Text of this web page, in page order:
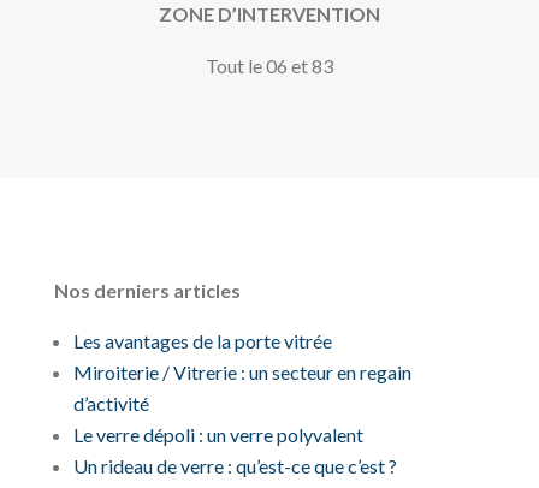
ZONE D’INTERVENTION
Tout le 06 et 83
Nos derniers articles
Les avantages de la porte vitrée
Miroiterie / Vitrerie : un secteur en regain
d’activité
Le verre dépoli : un verre polyvalent
Un rideau de verre : qu’est-ce que c’est ?